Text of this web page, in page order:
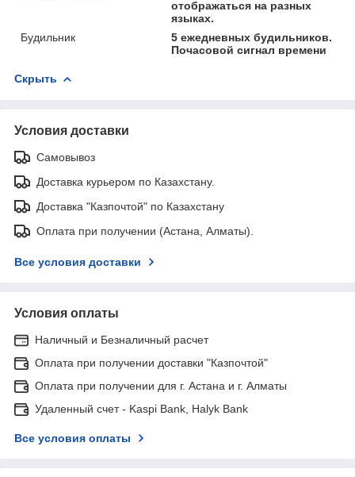
отображаться на разных
языках.
Будильник
5 ежедневных будильников.
Почасовой сигнал времени
Скрыть
Условия доставки
Самовывоз
Доставка курьером по Казахстану.
Доставка "Казпочтой" по Казахстану
Оплата при получении (Астана, Алматы).
Все условия доставки
Условия оплаты
Наличный и Безналичный расчет
Оплата при получении доставки "Казпочтой"
Оплата при получении для г. Астана и г. Алматы
Удаленный счет - Kaspi Bank, Halyk Bank
Все условия оплаты